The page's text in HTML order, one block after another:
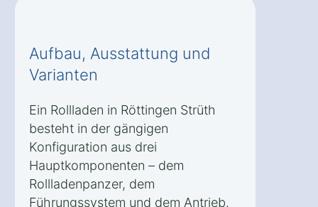
Aufbau, Ausstattung und
Varianten
Ein Rollladen in Röttingen Strüth
besteht in der gängigen
Konfiguration aus drei
Hauptkomponenten – dem
Rollladenpanzer, dem
Führungssystem und dem Antrieb.